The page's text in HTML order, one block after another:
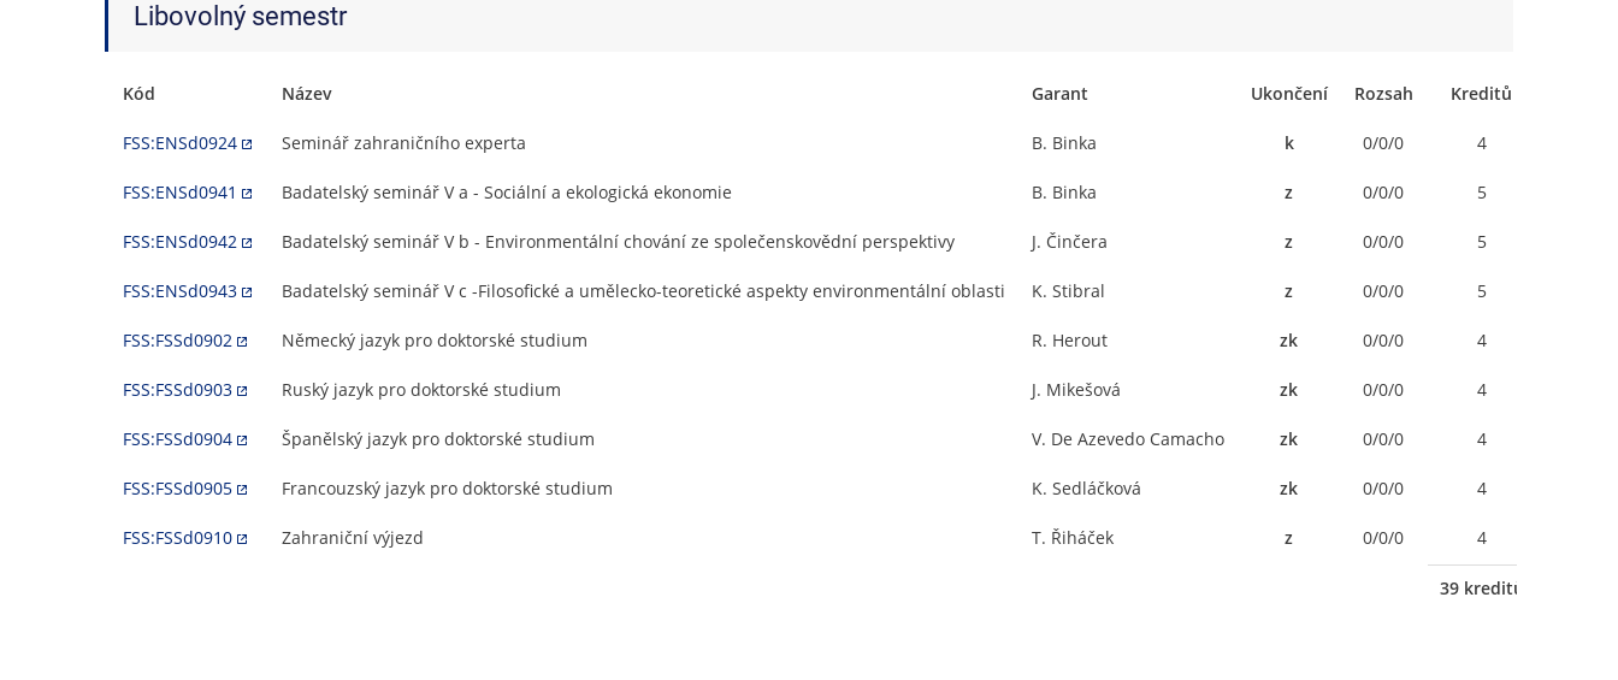
Libovolný semestr
Kód Název Garant Ukončení Rozsah Kreditů
FSS:ENSd0924 Seminář zahraničního experta B. Binka k 0/0/0 4
FSS:ENSd0941 Badatelský seminář V a - Sociální a ekologická ekonomie B. Binka z 0/0/0 5
FSS:ENSd0942 Badatelský seminář V b - Environmentální chování ze společenskovědní perspektivy J. Činčera z 0/0/0 5
FSS:ENSd0943 Badatelský seminář V c -Filosofické a umělecko-teoretické aspekty environmentální oblasti K. Stibral z 0/0/0 5
FSS:FSSd0902 Německý jazyk pro doktorské studium R. Herout zk 0/0/0 4
FSS:FSSd0903 Ruský jazyk pro doktorské studium J. Mikešová zk 0/0/0 4
FSS:FSSd0904 Španělský jazyk pro doktorské studium V. De Azevedo Camacho zk 0/0/0 4
FSS:FSSd0905 Francouzský jazyk pro doktorské studium K. Sedláčková zk 0/0/0 4
FSS:FSSd0910 Zahraniční výjezd T. Řiháček z 0/0/0 4
39 kreditů